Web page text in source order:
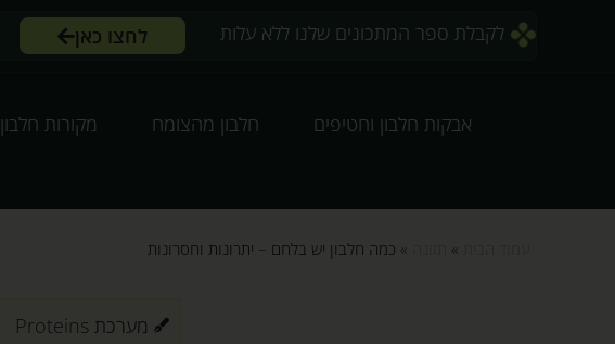
לקבלת ספר המתכונים שלנו ללא עלות לחצו כאן
אבקות חלבון וחטיפים חלבון מהצומח מקורות חלבון
»
» כמה חלבון יש בלחם – יתרונות וחסרונות
מערכת Proteins